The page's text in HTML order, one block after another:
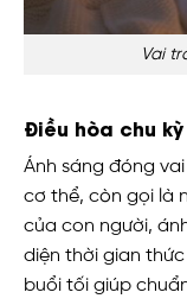
Vai
Điều hòa chu
Ánh sáng đóng
cơ thể, còn gọi là
của con người,
diện thời gian
buổi tối giúp